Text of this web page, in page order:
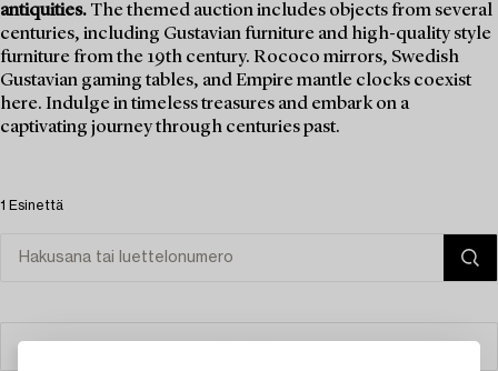
antiquities. The themed auction includes objects from several
centuries, including Gustavian furniture and high-quality style
furniture from the 19th century. Rococo mirrors, Swedish
Gustavian gaming tables, and Empire mantle clocks coexist
here. Indulge in timeless treasures and embark on a
captivating journey through centuries past.
1 Esinettä